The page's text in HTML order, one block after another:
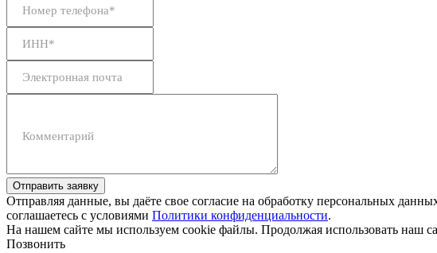
Номер телефона*
ИНН*
Электронная почта
Комментарий
Отправить заявку
Отправляя данные, вы даёте свое согласие на обработку персональных
соглашаетесь с условиями Политики конфиденциальности.
На нашем сайте мы используем cookie файлы. Продолжая использовать наш
Позвонить